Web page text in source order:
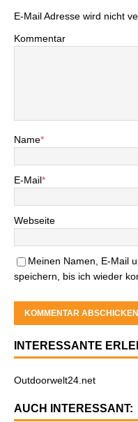
E-Mail Adresse wird nicht
Kommentar
Name*
E-Mail*
Webseite
Meinen Namen, E-Mail
speichern, bis ich wieder
INTERESSANTE
Outdoorwelt24.net
AUCH INTERESSANT: